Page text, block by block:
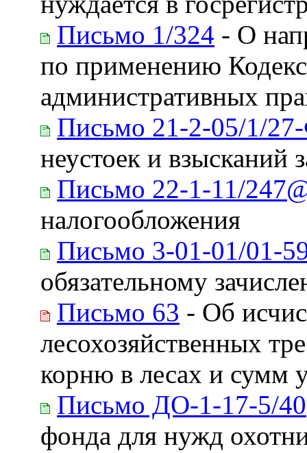
Письмо 1/324 - О
по применению
административных
Письмо 21-2-05/1/
неустоек и взысканий
Письмо 22-1-11/
налогообложения
Письмо 3-01-01/01-
обязательному
Письмо 63 - Об
лесохозяйственных
корню в лесах и сумм
Письмо ДО-1-17-5/40
фонда для нужд